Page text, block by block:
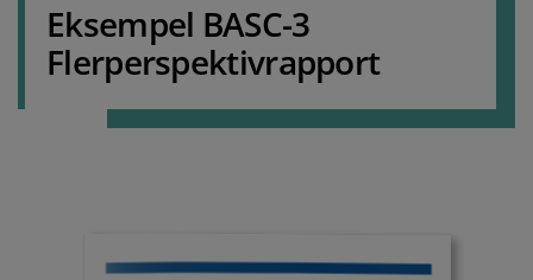
Eksempel BASC-3
Flerperspektivrapport